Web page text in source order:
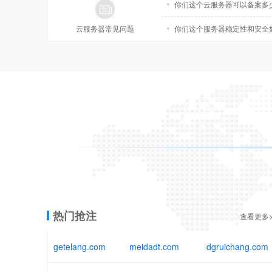
云服务器常见问题
你们这个云服务器可以备案多
你们这个服务器稳定性和安全
热门抢注 查看更多
getelang.com meidadt.com dgruichang.com